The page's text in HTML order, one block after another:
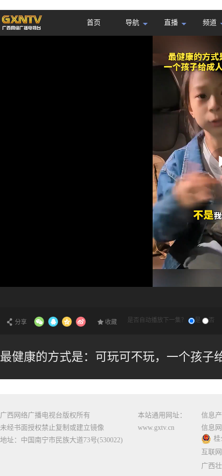
首页 导航 直播 频道
分享 收藏 是否自动播放下一集？ 是 否
最健康的方式是：可玩可不玩，一个孩子
广西网络广播电视台版权所有
未经书面授权禁止复制或建立镜像
地址：中国南宁市民族大道73号(530022)
本站通用网址：
www.gxtv.cn
信息
信息
桂
互联
广西